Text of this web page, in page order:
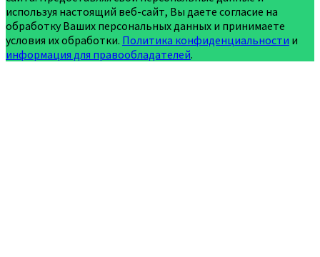
используя настоящий веб-сайт, Вы даете согласие на
обработку Ваших персональных данных и принимаете
условия их обработки. Политика конфиденциальности и
информация для правообладателей.